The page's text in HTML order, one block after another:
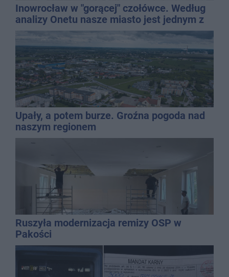
Inowrocław w "gorącej" czołówce. Według
analizy Onetu nasze miasto jest jednym z
najbardziej narażonych na upały
Upały, a potem burze. Groźna pogoda nad
naszym regionem
Ruszyła modernizacja remizy OSP w
Pakości